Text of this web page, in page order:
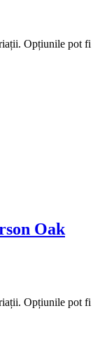
Opțiunile pot fi
Oak
Opțiunile pot fi